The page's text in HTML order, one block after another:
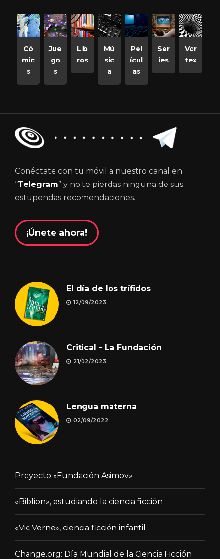
Có
mic
s
Jue
go
s
Lib
ros
Mú
sic
a
Pel
ícul
as
Ser
ies
Vor
tex
Conéctate con tu móvil a nuestro canal en
“Telegram” y no te pierdas ninguna de sus
estupendas recomendaciones.
¡Únete ahora!
El día de los trífidos
12/09/2023
Critical - La Fundación
21/02/2023
Lengua materna
02/09/2022
Proyecto «Fundación Asimov»
«Biblion», estudiando la ciencia ficción
«Vic Verne», ciencia ficción infantil
Change.org: Día Mundial de la Ciencia Ficción